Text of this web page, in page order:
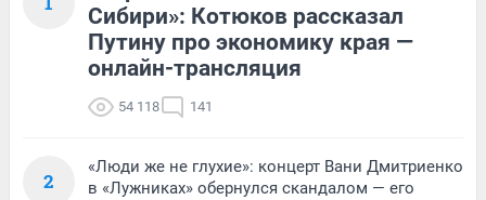
Сибири»: Котюков рассказал
Путину про экономику края —
онлайн-трансляция
54 118 141
2
«Люди же не глухие»: концерт Вани Дмитриенко
в «Лужниках» обернулся скандалом — его